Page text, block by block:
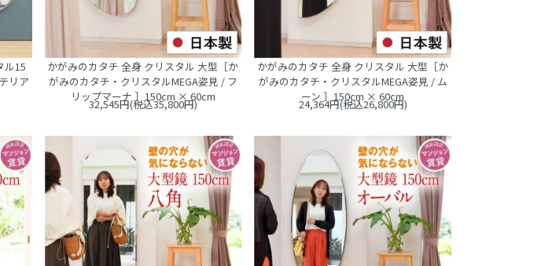
ル15
リア
かがみのカタチ 全身 クリスタル 大型［か
がみのカタチ・クリスタルMEGA姿見 / フ
リップマーナ ］150cm × 60cm
32,545円(税込35,800円)
かがみのカタチ 全身 クリスタル 大型［か
がみのカタチ・クリスタルMEGA姿見 / ム
ーン ］150cm × 60cm
24,364円(税込26,800円)